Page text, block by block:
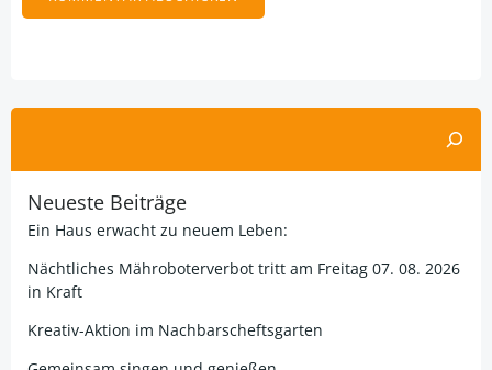
Neueste Beiträge
Ein Haus erwacht zu neuem Leben:
Nächtliches Mähroboterverbot tritt am Freitag 07. 08. 2026
in Kraft
Kreativ-Aktion im Nachbarscheftsgarten